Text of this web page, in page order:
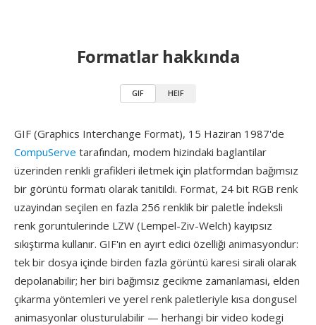
Formatlar hakkında
GIF HEIF
GIF (Graphics Interchange Format), 15 Haziran 1987'de
CompuServe tarafından, modem hizindaki baglantilar
üzerinden renkli grafikleri iletmek için platformdan bağımsız
bir görüntü formatı olarak tanitildi. Format, 24 bit RGB renk
uzayindan seçilen en fazla 256 renklik bir paletle i̇ndeksli
renk goruntulerinde LZW (Lempel-Ziv-Welch) kayıpsız
sıkıştırma kullanır. GIF'ın en ayırt edici özelliği animasyondur:
tek bir dosya içinde birden fazla görüntü karesi sirali olarak
depolanabilir; her biri bağımsız gecikme zamanlamasi, elden
çıkarma yöntemleri ve yerel renk paletleriyle kısa dongusel
animasyonlar olusturulabilir — herhangi bir video kodegi